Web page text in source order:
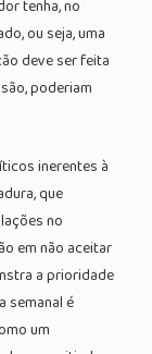
tenha, no
ou seja, uma
deve ser feita
poderiam
inerentes à
que
no
em não aceitar
a prioridade
semanal é
um